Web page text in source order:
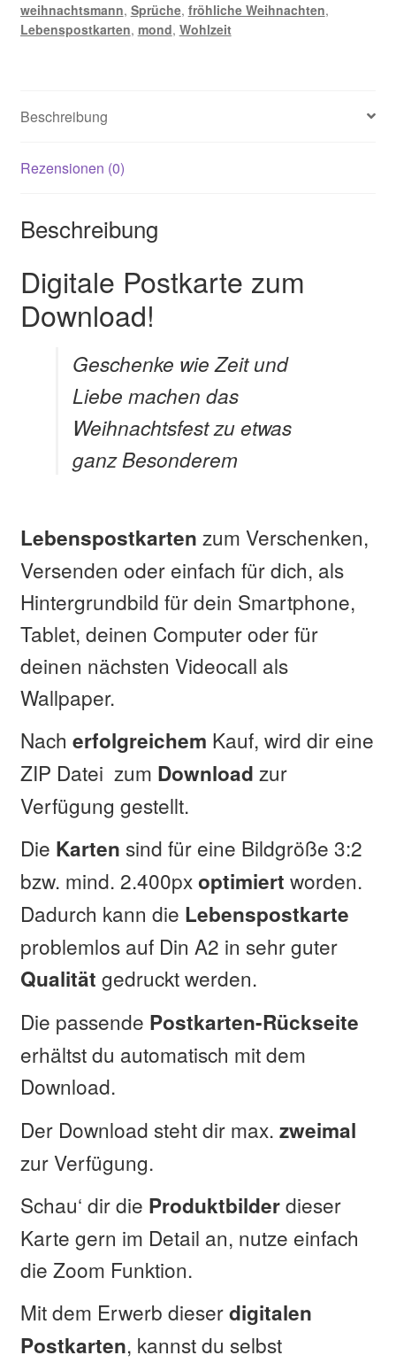
weihnachtsmann, Sprüche, fröhliche Weihnachten,
Lebenspostkarten, mond, Wohlzeit
Beschreibung
Rezensionen (0)
Beschreibung
Digitale Postkarte zum
Download!
Geschenke wie Zeit und
Liebe machen das
Weihnachtsfest zu etwas
ganz Besonderem
Lebenspostkarten zum Verschenken,
Versenden oder einfach für dich, als
Hintergrundbild für dein Smartphone,
Tablet, deinen Computer oder für
deinen nächsten Videocall als
Wallpaper.
Nach erfolgreichem Kauf, wird dir eine
ZIP Datei zum Download zur
Verfügung gestellt.
Die Karten sind für eine Bildgröße 3:2
bzw. mind. 2.400pxoptimiert worden.
Dadurch kann die Lebenspostkarte
problemlos auf Din A2 in sehr guter
Qualität gedruckt werden.
Die passende Postkarten-Rückseite
erhältst du automatisch mit dem
Download.
Der Download steht dir max. zweimal
zur Verfügung.
Schau‘ dir die Produktbilderdieser
Karte gern im Detail an, nutze einfach
die Zoom Funktion.
Mit dem Erwerb dieserdigitalen
Postkarten, kannst du selbst